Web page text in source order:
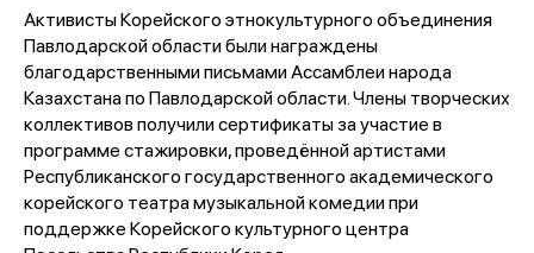
Активисты Корейского этнокультурного объединения
Павлодарской области были награждены
благодарственными письмами Ассамблеи народа
Казахстана по Павлодарской области. Члены творческих
коллективов получили сертификаты за участие в
программе стажировки, проведённой артистами
Республиканского государственного академического
корейского театра музыкальной комедии при
поддержке Корейского культурного центра